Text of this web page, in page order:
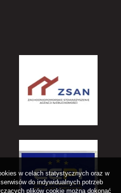
w celach statystycznych oraz w
do indywidualnych potrzeb
plików cookie można dokonać